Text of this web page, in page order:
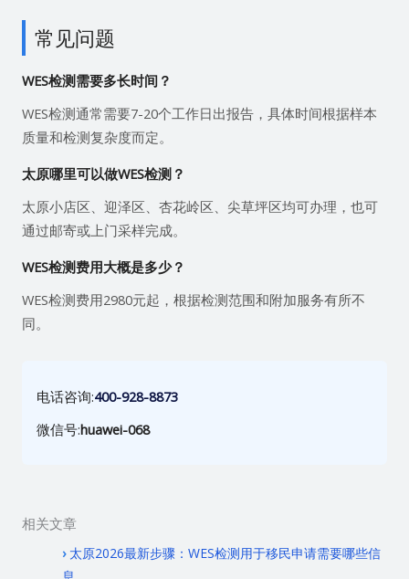
常见问题
WES检测需要多长时间？
WES检测通常需要7-20个工作日出报告，具体时间根据样本
质量和检测复杂度而定。
太原哪里可以做WES检测？
太原小店区、迎泽区、杏花岭区、尖草坪区均可办理，也可
通过邮寄或上门采样完成。
WES检测费用大概是多少？
WES检测费用2980元起，根据检测范围和附加服务有所不
同。
电话咨询:400-928-8873
微信号:huawei-068
相关文章
太原2026最新步骤：WES检测用于移民申请需要哪些信